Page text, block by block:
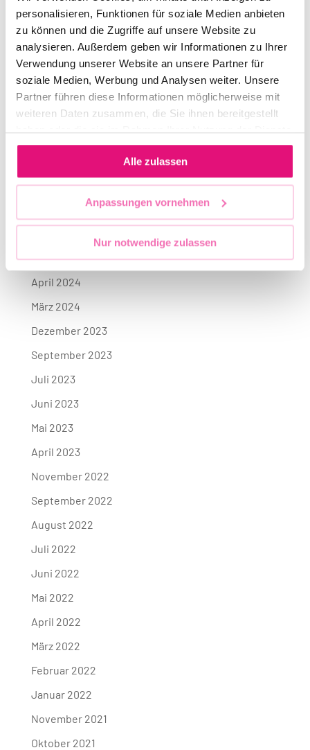
personalisieren, Funktionen für soziale Medien anbieten
zu können und die Zugriffe auf unsere Website zu
analysieren. Außerdem geben wir Informationen zu Ihrer
Verwendung unserer Website an unsere Partner für
soziale Medien, Werbung und Analysen weiter. Unsere
Partner führen diese Informationen möglicherweise mit
weiteren Daten zusammen, die Sie ihnen bereitgestellt
haben oder die sie im Rahmen Ihrer Nutzung der Dienste
gesammelt haben.
Alle zulassen
Anpassungen vornehmen
Nur notwendige zulassen
Juni 2025
April 2025
März 2025
Januar 2025
November 2024
September 2024
Mai 2024
April 2024
März 2024
Dezember 2023
September 2023
Juli 2023
Juni 2023
Mai 2023
April 2023
November 2022
September 2022
August 2022
Juli 2022
Juni 2022
Mai 2022
April 2022
März 2022
Februar 2022
Januar 2022
November 2021
Oktober 2021